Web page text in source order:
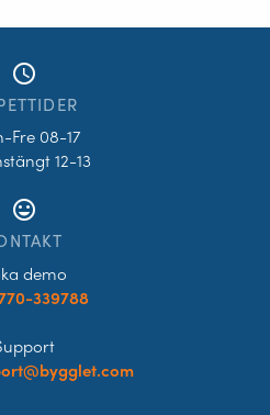
access_time
Fre 08-17
12-13
tag_faces
demo
339788